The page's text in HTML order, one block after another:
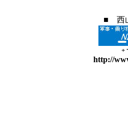
■ 西
+
http://